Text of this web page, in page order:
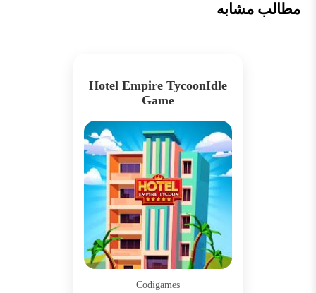
مطالب مشابه
Hotel Empire TycoonIdle
Game
Codigames